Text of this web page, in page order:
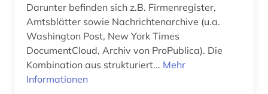
Darunter befinden sich z.B. Firmenregister,
Amtsblätter sowie Nachrichtenarchive (u.a.
Washington Post, New York Times
DocumentCloud, Archiv von ProPublica). Die
Kombination aus strukturiert... Mehr
Informationen